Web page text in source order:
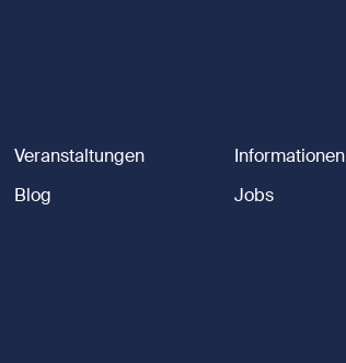
Veranstaltungen
Informationen
Blog
Jobs